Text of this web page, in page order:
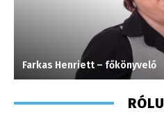
Farkas Henriett – főkönyvelő